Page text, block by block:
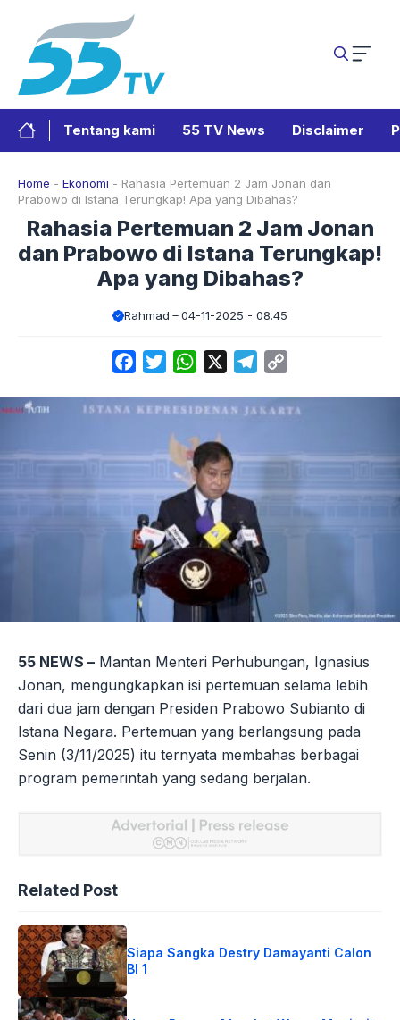
Tentang kami 55 TV News Disclaimer
Home - Ekonomi - Rahasia Pertemuan 2 Jam Jonan dan
Prabowo di Istana Terungkap! Apa yang Dibahas?
Rahasia Pertemuan 2 Jam Jonan
dan Prabowo di Istana Terungkap!
Apa yang Dibahas?
Rahmad 04-11-2025 - 08.45
FacebookTwitterWhatsApp Telegram
55 NEWS – Mantan Menteri Perhubungan, Ignasius
Jonan, mengungkapkan isi pertemuan selama lebih
dari dua jam dengan Presiden Prabowo Subianto di
Istana Negara. Pertemuan yang berlangsung pada
Senin (3/11/2025) itu ternyata membahas berbagai
program pemerintah yang sedang berjalan.
Related Post
Siapa Sangka Destry Damayanti Calon
BI 1